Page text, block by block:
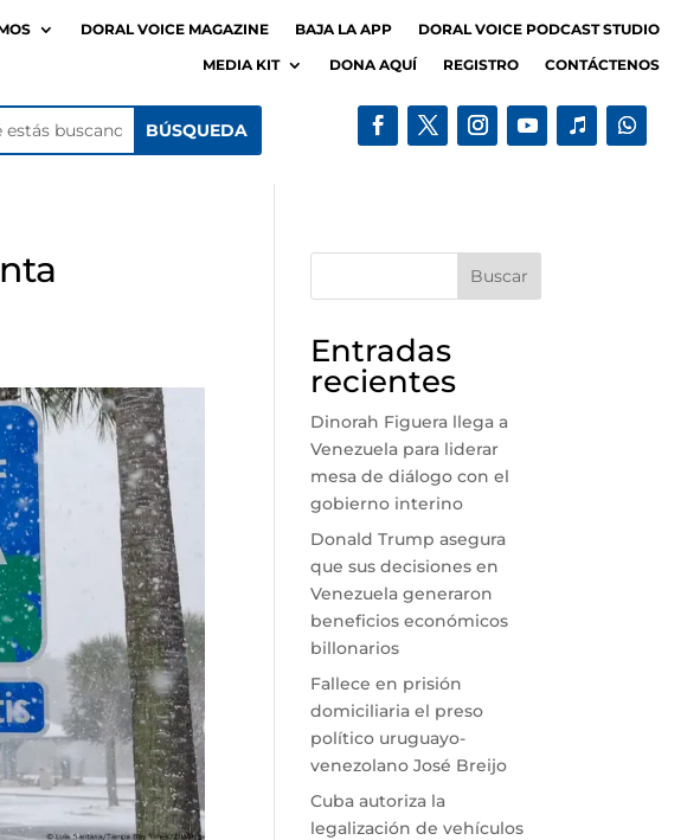
DORAL VOICE MAGAZINE BAJA LA APP
DORAL VOICE PODCAST STUDIO
MEDIA KIT
DONA AQUÍ REGISTRO CONTÁCTENOS
Buscar
Entradas
recientes
Dinorah Figuera llega a
Venezuela para liderar
mesa de diálogo con el
gobierno interino
Donald Trump asegura
que sus decisiones en
Venezuela generaron
beneficios económicos
billonarios
Fallece en prisión
domiciliaria el preso
político uruguayo-
venezolano José Breijo
Cuba autoriza la
legalización de vehículos